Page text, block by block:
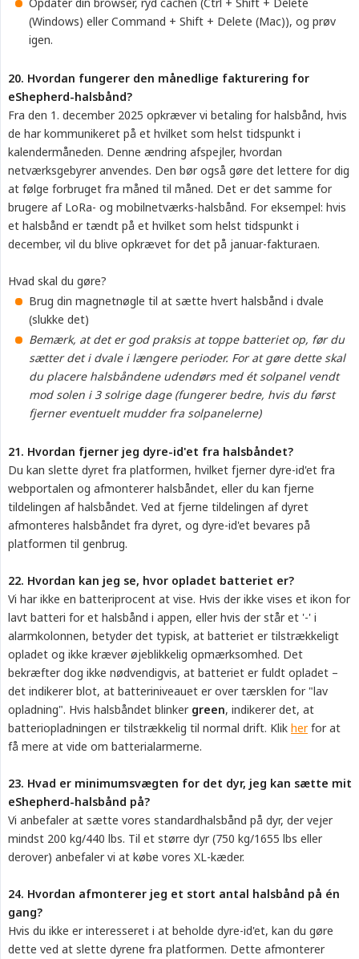
(Windows) eller Command + Shift + Delete (Mac)), og prøv
igen.
20. Hvordan fungerer den månedlige fakturering for
eShepherd-halsbånd?
Fra den 1. december 2025 opkræver vi betaling for halsbånd, hvis
de har kommunikeret på et hvilket som helst tidspunkt i
kalendermåneden. Denne ændring afspejler, hvordan
netværksgebyrer anvendes. Den bør også gøre det lettere for dig
at følge forbruget fra måned til måned. Det er det samme for
brugere af LoRa- og mobilnetværks-halsbånd. For eksempel: hvis
et halsbånd er tændt på et hvilket som helst tidspunkt i
december, vil du blive opkrævet for det på januar-fakturaen.
Hvad skal du gøre?
Brug din magnetnøgle til at sætte hvert halsbånd i dvale
(slukke det)
Bemærk, at det er god praksis at toppe batteriet op, før du
sætter det i dvale i længere perioder. For at gøre dette skal
du placere halsbåndene udendørs med ét solpanel vendt
mod solen i 3 solrige dage (fungerer bedre, hvis du først
fjerner eventuelt mudder fra solpanelerne)
21. Hvordan fjerner jeg dyre-id'et fra halsbåndet?
Du kan slette dyret fra platformen, hvilket fjerner dyre-id'et fra
webportalen og afmonterer halsbåndet, eller du kan fjerne
tildelingen af halsbåndet. Ved at fjerne tildelingen af dyret
afmonteres halsbåndet fra dyret, og dyre-id'et bevares på
platformen til genbrug.
22. Hvordan kan jeg se, hvor opladet batteriet er?
Vi har ikke en batteriprocent at vise. Hvis der ikke vises et ikon for
lavt batteri for et halsbånd i appen, eller hvis der står et '-' i
alarmkolonnen, betyder det typisk, at batteriet er tilstrækkeligt
opladet og ikke kræver øjeblikkelig opmærksomhed. Det
bekræfter dog ikke nødvendigvis, at batteriet er fuldt opladet –
det indikerer blot, at batteriniveauet er over tærsklen for "lav
opladning". Hvis halsbåndet blinker green, indikerer det, at
batteriopladningen er tilstrækkelig til normal drift. Klik herfor at
få mere at vide om batterialarmerne.
23. Hvad er minimumsvægten for det dyr, jeg kan sætte mit
eShepherd-halsbånd på?
Vi anbefaler at sætte vores standardhalsbånd på dyr, der vejer
mindst 200 kg/440 lbs. Til et større dyr (750 kg/1655 lbs eller
derover) anbefaler vi at købe vores XL-kæder.
24. Hvordan afmonterer jeg et stort antal halsbånd på én
gang?
Hvis du ikke er interesseret i at beholde dyre-id'et, kan du gøre
dette ved at slette dyrene fra platformen. Dette afmonterer